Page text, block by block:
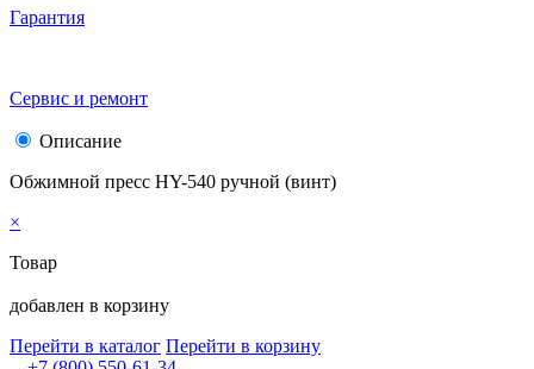
Гарантия
Сервис и ремонт
Описание
Обжимной пресс HY-540 ручной (винт)
×
Товар
добавлен в корзину
Перейти в каталог Перейти в корзину